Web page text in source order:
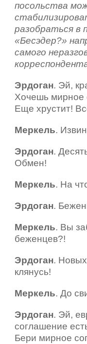
посольства
разобраться в
«Бесэдер?»
самого
Эрдоган. Эй,
Хочешь мирное
Еще хрустит!
Меркель.
Эрдоган.
Обмен!
Меркель. На
Эрдоган.
Меркель. Вы
беженцев?!
Эрдоган.
клянусь!
Меркель. До
Эрдоган. Эй,
соглашение
Бери мирное